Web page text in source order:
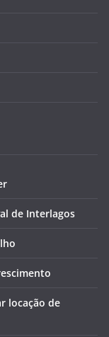
de Interlagos
locação de